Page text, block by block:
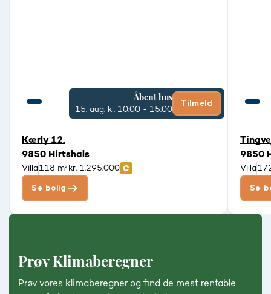
Åbent hus
15. aug. kl. 10:00 - 15:00
Tilmeld
Kærly 12,
9850 Hirtshals
Villa118 m² kr. 1.295.000
Se bolig
9850
Villa
Se
Prøv Klimaberegner
Prøv vores klimaberegner og find de mest rentable